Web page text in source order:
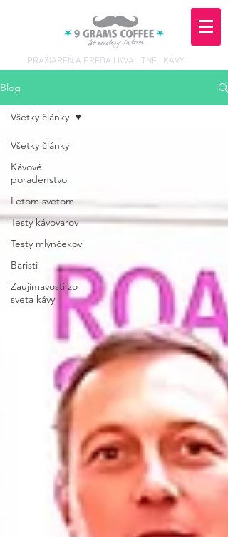
PRAŽIAREŇ A PREDAJ KVALITNEJ KÁVY
Blog
Všetky články
Kávové
poradenstvo
Letom svetom
Testy kávovarov
Testy mlynčekov
Baristi
Zaujímavosti zo
sveta kávy
Všetky články